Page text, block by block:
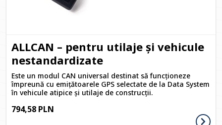
ALLCAN – pentru utilaje și vehicule
nestandardizate
Este un modul CAN universal destinat să funcționeze
împreună cu emițătoarele GPS selectate de la Data System
în vehicule atipice și utilaje de construcții.
794,58 PLN